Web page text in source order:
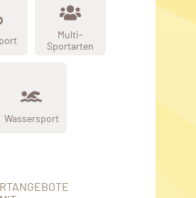
Multi-
Sportarten
Wassersport